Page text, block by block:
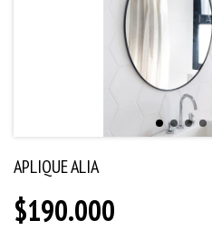
APLIQUE ALIA
$190.000